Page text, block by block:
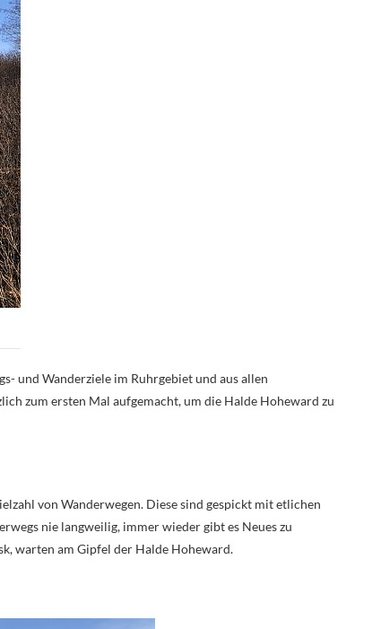
und Wanderziele im Ruhrgebiet und aus allen
zum ersten Mal aufgemacht, um die Halde Hoheward zu
von Wanderwegen. Diese sind gespickt mit etlichen
nie langweilig, immer wieder gibt es Neues zu
warten am Gipfel der Halde Hoheward.